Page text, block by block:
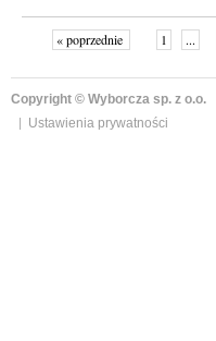
« poprzednie 1 ...
Copyright © Wyborcza sp. z o.o.
Ustawienia prywatności